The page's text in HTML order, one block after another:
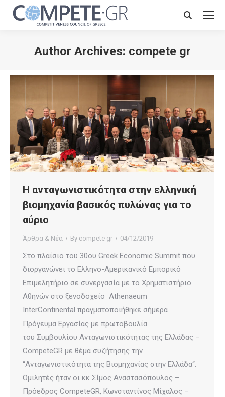
Search:
Author Archives: compete gr
Η ανταγωνιστικότητα στην ελληνική
βιομηχανία βασικός πυλώνας για το
αύριο
Άρθρα & Νέα By compete gr 04/12/2019
Στο πλαίσιο του 30ου Greek Economic Summit που
διοργανώνει το Ελληνο-Αμερικανικό Εμπορικό
Επιμελητήριο σε συνεργασία με το Χρηματιστήριο
Αθηνών στο ξενοδοχείο Athenaeum
InterContinental πραγματοποιήθηκε σήμερα
Πρόγευμα Εργασίας με πρωτοβουλία
του Συμβουλίου Ανταγωνιστικότητας της Ελλάδας –
CompeteGR με θέμα συζήτησης την
“Ανταγωνιστικότητα της Βιομηχανίας στην Ελλάδα“.
Ομιλητές ήταν οι κκ Σίμος Αναστασόπουλος –
Πρόεδρος CompeteGR, Κωνσταντίνος Μίχαλος –